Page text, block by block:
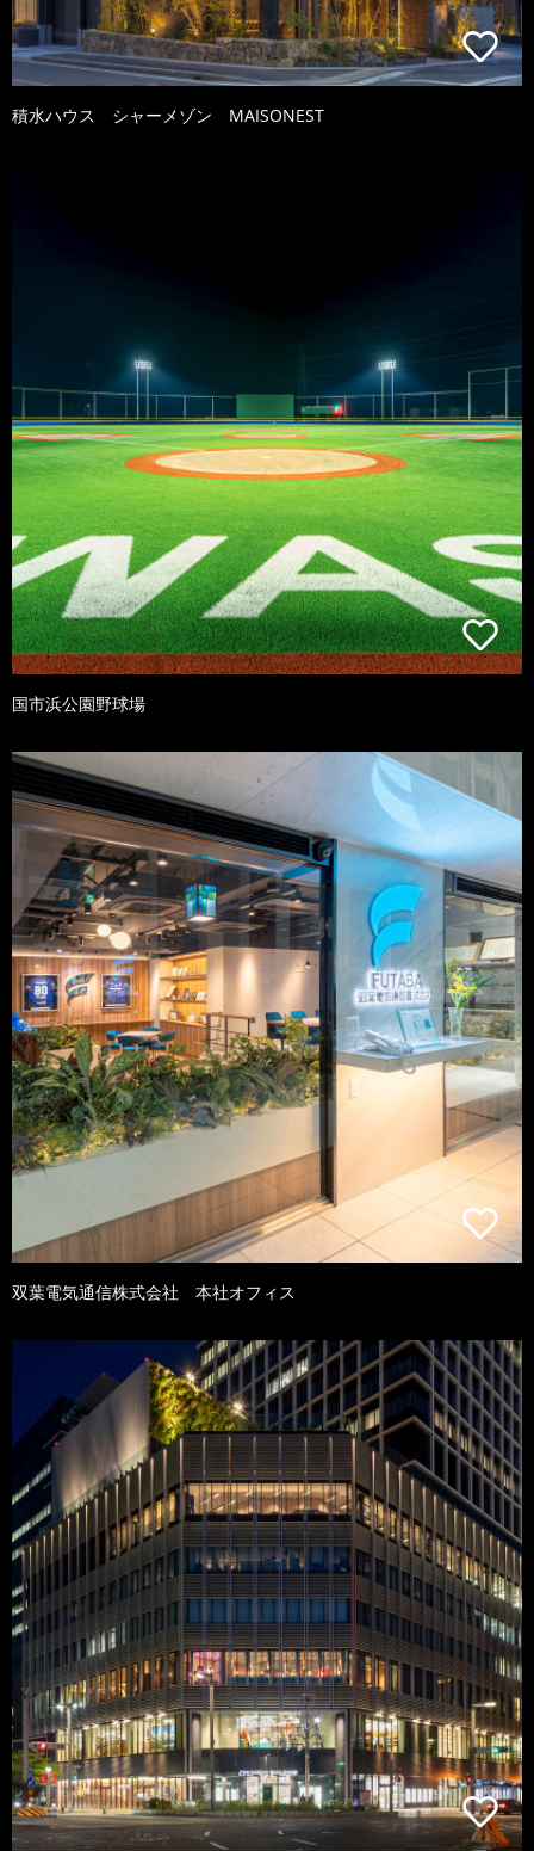
積水ハウス シャーメゾン MAISONEST
国市浜公園野球場
双葉電気通信株式会社 本社オフィス